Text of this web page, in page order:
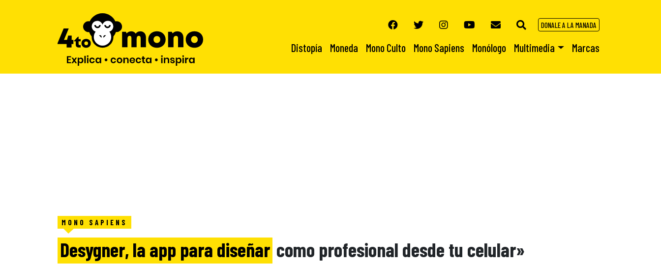
DONALE A LA MANADA
Distopía Moneda Mono Culto Mono Sapiens Monólogo Multimedia Marcas
MONO SAPIENS
Desygner, la app para diseñar como profesional desde tu celular»